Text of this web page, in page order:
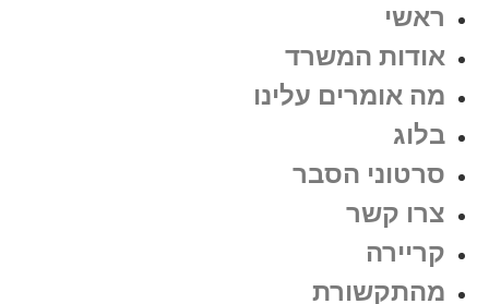
ראשי
אודות המשרד
מה אומרים עלינו
בלוג
סרטוני הסבר
צרו קשר
קריירה
מהתקשורת